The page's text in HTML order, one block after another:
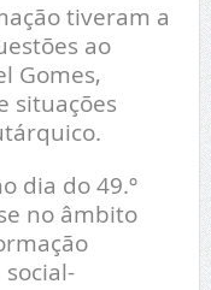
tiveram a
ao
Gomes,
situações
dia do 49.º
no âmbito